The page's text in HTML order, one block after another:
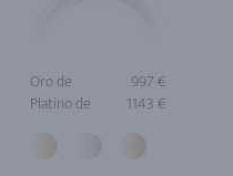
Oro de
997 €
Platino de
1143 €